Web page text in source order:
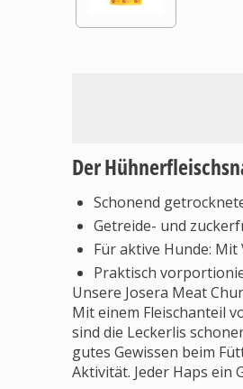
Der
Schonend
Getreide- und
Für aktive Hunde:
Praktisch
Unsere Josera Meat
Mit einem Fleischanteil
sind die Leckerlis
gutes Gewissen beim
Aktivität. Jeder Haps ein